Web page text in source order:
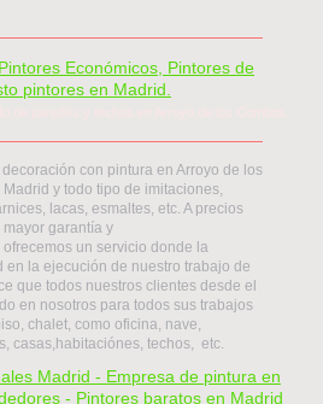
con pintura en Arroyo de los
y todo tipo de imitaciones,
lacas, esmaltes, etc. A precios
garantía y
un servicio donde la
en la ejecución de nuestro trabajo de
que todos nuestros clientes desde el
en nosotros para todos sus trabajos
chalet, como oficina, nave,
casas,habitaciónes, techos, etc.